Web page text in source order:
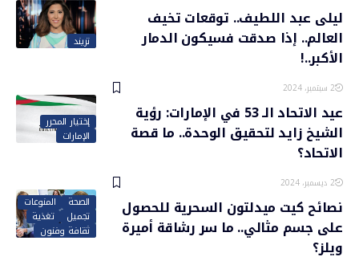
تريند
ليلى عبد اللطيف.. توقعات تخيف
العالم.. إذا صدقت فسيكون الدمار
الأكبر..!
2 سبتمبر، 2024
إختيار المحرر
الإمارات
عيد الاتحاد الـ 53 في الإمارات: رؤية
الشيخ زايد لتحقيق الوحدة.. ما قصة
الاتحاد؟
2 ديسمبر، 2024
الصحة
المنوعات
تجميل
تغذية
ثقافة وفنون
نصائح كيت ميدلتون السحرية للحصول
على جسم مثالي.. ما سر رشاقة أميرة
ويلز؟